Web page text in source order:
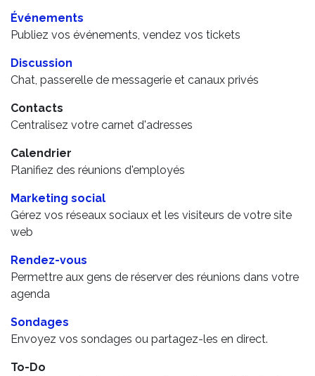
Événements
Publiez vos événements, vendez vos tickets
Discussion
Chat, passerelle de messagerie et canaux privés
Contacts
Centralisez votre carnet d'adresses
Calendrier
Planifiez des réunions d'employés
Marketing social
Gérez vos réseaux sociaux et les visiteurs de votre site
web
Rendez-vous
Permettre aux gens de réserver des réunions dans votre
agenda
Sondages
Envoyez vos sondages ou partagez-les en direct.
To-Do